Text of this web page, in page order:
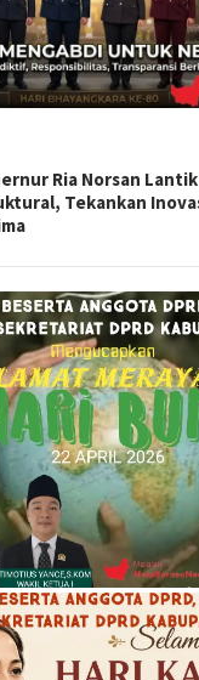
Ria Norsan
Tekankan